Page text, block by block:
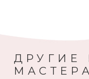
ДРУГИЕ
МАСТЕРА